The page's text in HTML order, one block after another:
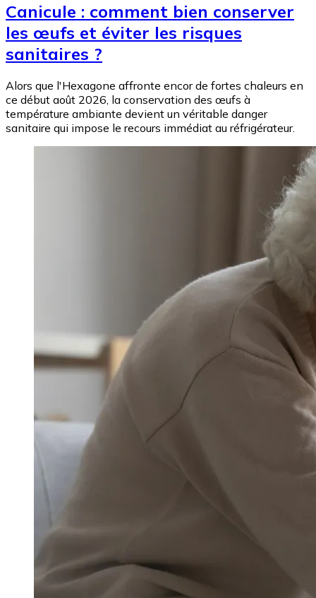
Canicule : comment bien conserver
les œufs et éviter les risques
sanitaires ?
Alors que l'Hexagone affronte encor de fortes chaleurs en
ce début août 2026, la conservation des œufs à
température ambiante devient un véritable danger
sanitaire qui impose le recours immédiat au réfrigérateur.